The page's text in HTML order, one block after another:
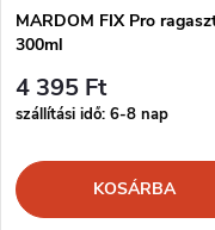
MARDOM FIX Pro
300ml
4 395 Ft
szállítási idő: 6-8 nap
KOSÁRBA